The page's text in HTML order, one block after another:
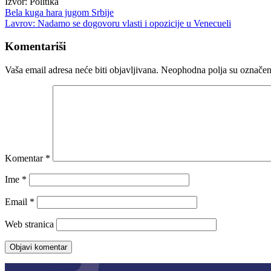
Navigacija
članaka
Bela kuga hara jugom Srbije
Lavrov: Nadamo se dogovoru vlasti i opozicije u Venecueli
Komentariši
Vaša email adresa neće biti objavljivana. Neophodna polja su
Komentar *
Ime *
Email *
Web stranica